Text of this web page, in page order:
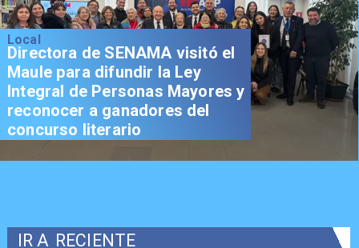
Local
Directora de SENAMA visitó el
Maule para difundir la Ley
Integral de Personas Mayores y
reconocer a ganadores del
concurso literario
IR A RECIENTE